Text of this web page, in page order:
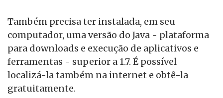
Também precisa ter instalada, em seu
computador, uma versão do Java - plataforma
para downloads e execução de aplicativos e
ferramentas - superior a 1.7. É possível
localizá-la também na internet e obtê-la
gratuitamente.